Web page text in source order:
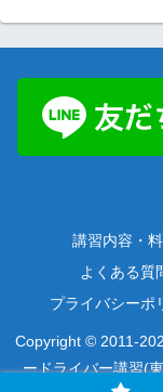
講習内容・
よくある質
プライバシーポ
Copyright © 2011-
ードライバー講習(